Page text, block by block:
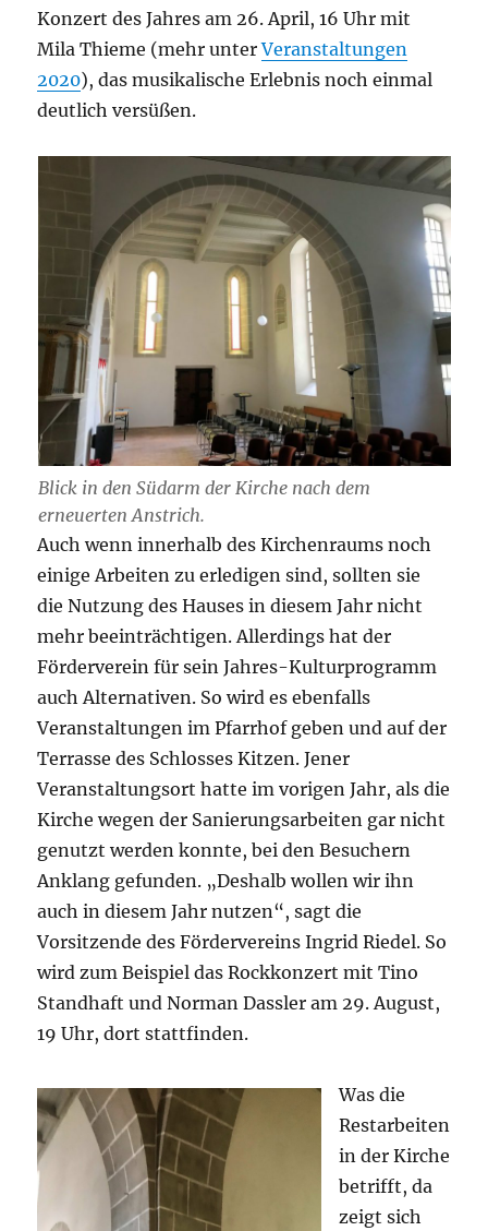
Konzert des Jahres am 26. April, 16 Uhr mit
Mila Thieme (mehr unterVeranstaltungen
2020), das musikalische Erlebnis noch einmal
deutlich versüßen.
Blick in den Südarm der Kirche nach dem
erneuerten Anstrich.
Auch wenn innerhalb des Kirchenraums noch
einige Arbeiten zu erledigen sind, sollten sie
die Nutzung des Hauses in diesem Jahr nicht
mehr beeinträchtigen. Allerdings hat der
Förderverein für sein Jahres-Kulturprogramm
auch Alternativen. So wird es ebenfalls
Veranstaltungen im Pfarrhof geben und auf der
Terrasse des Schlosses Kitzen. Jener
Veranstaltungsort hatte im vorigen Jahr, als die
Kirche wegen der Sanierungsarbeiten gar nicht
genutzt werden konnte, bei den Besuchern
Anklang gefunden. „Deshalb wollen wir ihn
auch in diesem Jahr nutzen“, sagt die
Vorsitzende des Fördervereins Ingrid Riedel. So
wird zum Beispiel das Rockkonzert mit Tino
Standhaft und Norman Dassler am 29. August,
19 Uhr, dort stattfinden.
Was die
Restarbeiten
in der Kirche
betrifft, da
zeigt sich